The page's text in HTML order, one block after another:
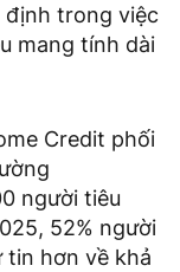
trong việc
mang tính dài
Credit phối
người tiêu
52% người
hơn về khả